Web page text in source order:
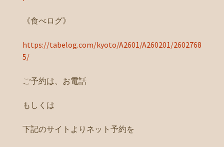
《食べログ》
https://tabelog.com/kyoto/A2601/A260201/2602768
5/
ご予約は、お電話
もしくは
下記のサイトよりネット予約を